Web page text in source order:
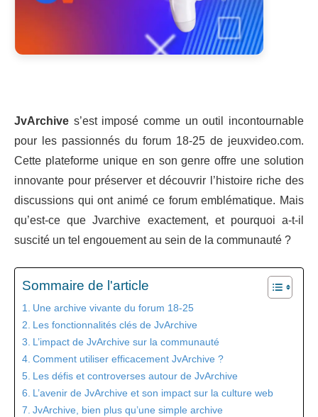
JvArchive s’est imposé comme un outil incontournable
pour les passionnés du forum 18-25 de jeuxvideo.com.
Cette plateforme unique en son genre offre une solution
innovante pour préserver et découvrir l’histoire riche des
discussions qui ont animé ce forum emblématique. Mais
qu’est-ce que Jvarchive exactement, et pourquoi a-t-il
suscité un tel engouement au sein de la communauté ?
Sommaire de l'article
Une archive vivante du forum 18-25
Les fonctionnalités clés de JvArchive
L’impact de JvArchive sur la communauté
Comment utiliser efficacement JvArchive ?
Les défis et controverses autour de JvArchive
L’avenir de JvArchive et son impact sur la culture web
JvArchive, bien plus qu’une simple archive